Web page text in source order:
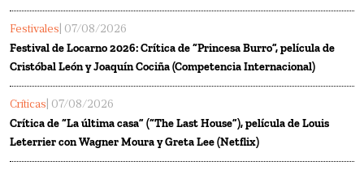
Festivales | 07/08/2026
Festival de Locarno 2026: Crítica de “Princesa Burro”, película de
Cristóbal León y Joaquín Cociña (Competencia Internacional)
Críticas | 07/08/2026
Crítica de “La última casa” (“The Last House”), película de Louis
Leterrier con Wagner Moura y Greta Lee (Netflix)